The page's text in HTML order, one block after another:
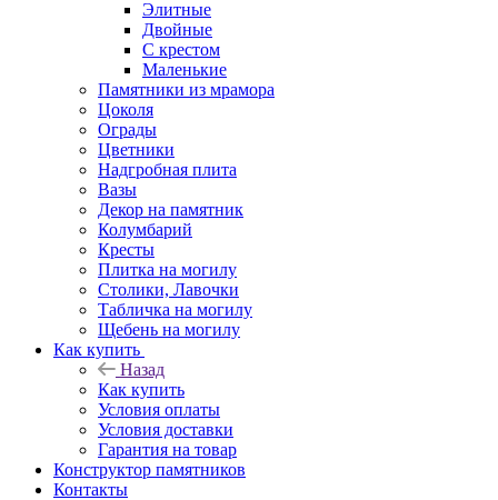
Элитные
Двойные
С крестом
Маленькие
Памятники из мрамора
Цоколя
Ограды
Цветники
Надгробная плита
Вазы
Декор на памятник
Колумбарий
Кресты
Плитка на могилу
Столики, Лавочки
Табличка на могилу
Щебень на могилу
Как купить
Назад
Как купить
Условия оплаты
Условия доставки
Гарантия на товар
Конструктор памятников
Контакты